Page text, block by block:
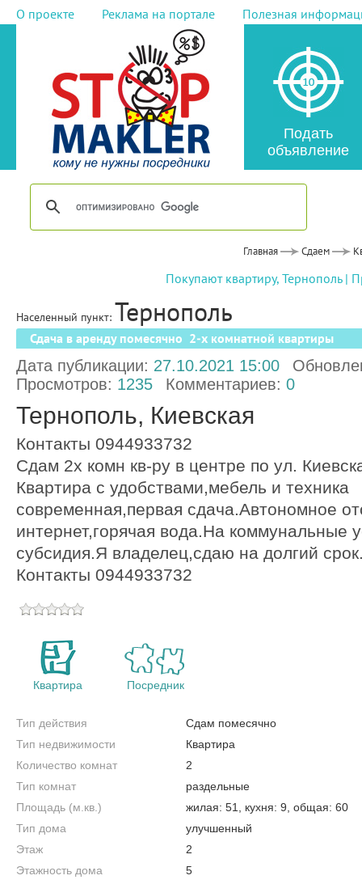
О проекте Реклама на портале Полезная
Подать
объявление
Главная Сдаем
Покупают квартиру, Тернополь|
Населенный пункт: Тернополь
Сдача в аренду помесячно 2-х комнатной квартиры
Дата публикации: 27.10.2021 15:00
Просмотров: 1235 Комментариев: 0
Тернополь, Киевская
Контакты 0944933732
Сдам 2х комн кв-ру в центре по ул.
Квартира с удобствами,мебель и техника
современная,первая сдача.Автономное
интернет,горячая вода.На коммунальные
субсидия.Я владелец,сдаю на долгий
Контакты 0944933732
Квартира Посредник
Тип действия
Сдам помесячно
Тип недвижимости
Квартира
Количество комнат
2
Тип комнат
раздельные
Площадь (м.кв.)
жилая: 51, кухня: 9, общая: 60
Тип дома
улучшенный
Этаж
2
Этажность дома
5